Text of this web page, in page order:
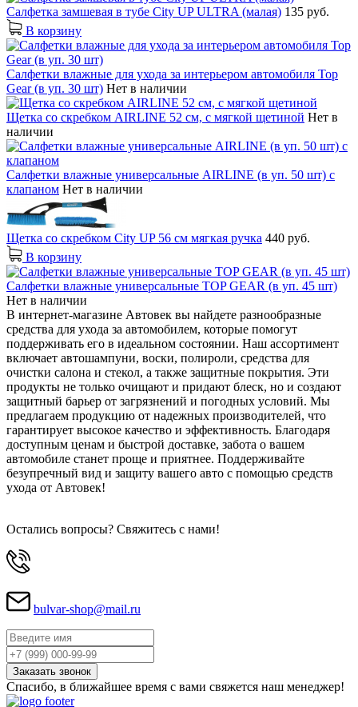
Салфетка замшевая в тубе City UP ULTRA (малая) 135 руб.
В корзину
Салфетки влажные для ухода за интерьером автомобиля Top
Gear (в уп. 30 шт) Нет в наличии
Щетка со скребком AIRLINE 52 см, с мягкой щетиной Нет в
наличии
Салфетки влажные универсальные AIRLINE (в уп. 50 шт) с
клапаном Нет в наличии
Щетка со скребком City UP 56 см мягкая ручка 440 руб.
В корзину
Салфетки влажные универсальные TOP GEAR (в уп. 45 шт)
Нет в наличии
В интернет-магазине Автовек вы найдете разнообразные
средства для ухода за автомобилем, которые помогут
поддерживать его в идеальном состоянии. Наш ассортимент
включает автошампуни, воски, полироли, средства для
очистки салона и стекол, а также защитные покрытия. Эти
продукты не только очищают и придают блеск, но и создают
защитный барьер от загрязнений и погодных условий. Мы
предлагаем продукцию от надежных производителей, что
гарантирует высокое качество и эффективность. Благодаря
доступным ценам и быстрой доставке, забота о вашем
автомобиле станет проще и приятнее. Поддерживайте
безупречный вид и защиту вашего авто с помощью средств
ухода от Автовек!
Остались вопросы? Свяжитесь с нами!
bulvar-shop@mail.ru
Спасибо, в ближайшее время с вами свяжется наш менеджер!